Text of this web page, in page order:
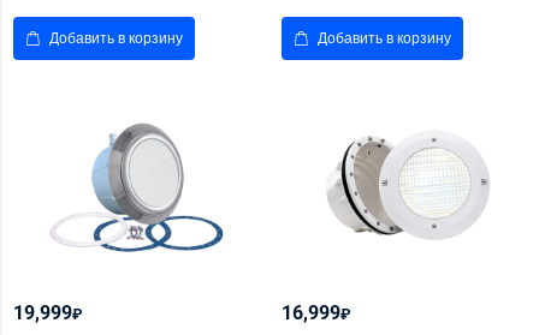
Добавить в корзину Добавить в корзину
19,999₽ 16,999₽